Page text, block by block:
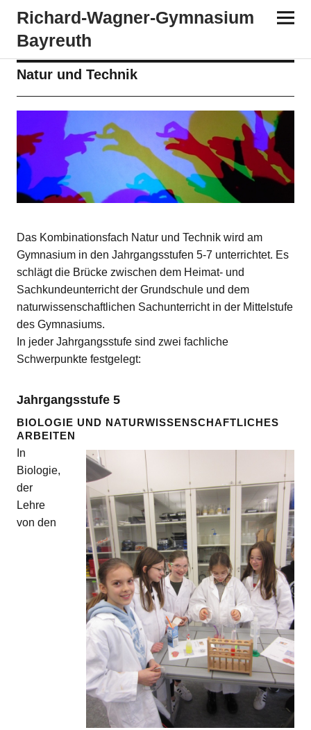
Richard-​​Wagner-​​Gymnasium
Bayreuth
Natur und Technik
Das Kombinationsfach Natur und Technik wird am
Gymnasium in den Jahrgangsstufen 5-7 unterrichtet. Es
schlägt die Brücke zwischen dem Heimat- und
Sachkundeunterricht der Grundschule und dem
naturwissenschaftlichen Sachunterricht in der Mittelstufe
des Gymnasiums.
In jeder Jahrgangsstufe sind zwei fachliche
Schwerpunkte festgelegt:
Jahrgangsstufe 5
BIOLOGIE UND NATURWISSENSCHAFTLICHES
ARBEITEN
In
Biologie,
der
Lehre
von den